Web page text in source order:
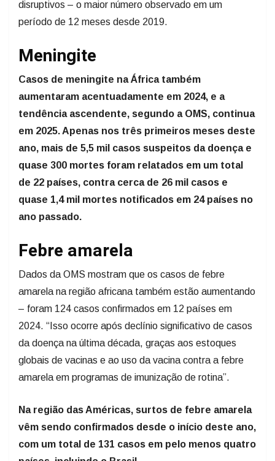
disruptivos – o maior número observado em um
período de 12 meses desde 2019.
Meningite
Casos de meningite na África também
aumentaram acentuadamente em 2024, e a
tendência ascendente, segundo a OMS, continua
em 2025. Apenas nos três primeiros meses deste
ano, mais de 5,5 mil casos suspeitos da doença e
quase 300 mortes foram relatados em um total
de 22 países, contra cerca de 26 mil casos e
quase 1,4 mil mortes notificados em 24 países no
ano passado.
Febre amarela
Dados da OMS mostram que os casos de febre
amarela na região africana também estão aumentando
– foram 124 casos confirmados em 12 países em
2024. “Isso ocorre após declínio significativo de casos
da doença na última década, graças aos estoques
globais de vacinas e ao uso da vacina contra a febre
amarela em programas de imunização de rotina”.
Na região das Américas, surtos de febre amarela
vêm sendo confirmados desde o início deste ano,
com um total de 131 casos em pelo menos quatro